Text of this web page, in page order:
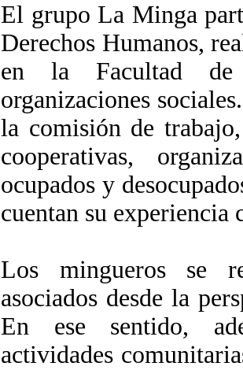
El grupo La Minga
Derechos Humanos,
en la Facultad
organizaciones
la comisión de
cooperativas,
ocupados y
cuentan su experiencia
Los mingueros se
asociados desde la
En ese sentido,
actividades